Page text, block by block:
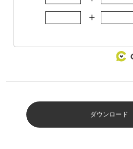
SNSでケアポケの最新情報
ダウンロード